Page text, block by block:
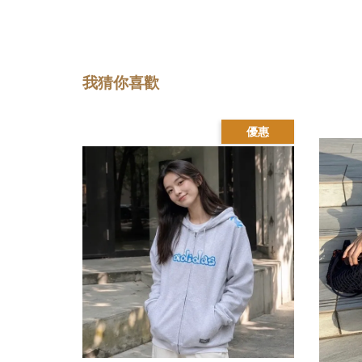
我猜你喜歡
優惠